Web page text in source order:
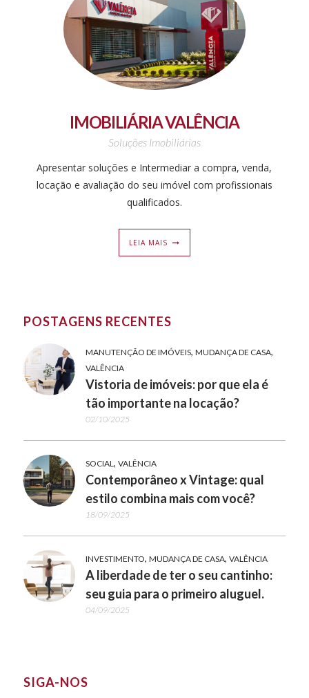
IMOBILIÁRIA VALÊNCIA
Soluções Imobiliárias
Apresentar soluções e Intermediar a compra, venda,
locação e avaliação do seu imóvel com profissionais
qualificados.
LEIA MAIS
POSTAGENS RECENTES
MANUTENÇÃO DE IMÓVEIS, MUDANÇA DE CASA,
VALÊNCIA
Vistoria de imóveis: por que ela é
tão importante na locação?
02/10/2025
SOCIAL, VALÊNCIA
Contemporâneo x Vintage: qual
estilo combina mais com você?
18/09/2025
INVESTIMENTO, MUDANÇA DE CASA, VALÊNCIA
A liberdade de ter o seu cantinho:
seu guia para o primeiro aluguel.
04/09/2025
SIGA-NOS